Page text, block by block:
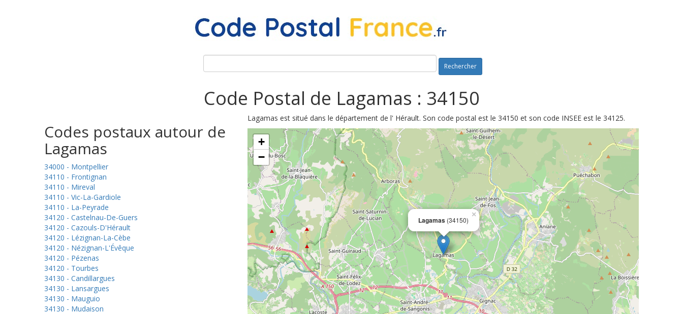
Rechercher
Code Postal de Lagamas : 34150
Codes postaux autour de
Lagamas
34000 - Montpellier
34110 - Frontignan
34110 - Mireval
34110 - Vic-La-Gardiole
34110 - La-Peyrade
34120 - Castelnau-De-Guers
34120 - Cazouls-D'Hérault
34120 - Lézignan-La-Cèbe
34120 - Nézignan-L'Évêque
34120 - Pézenas
34120 - Tourbes
34130 - Candillargues
34130 - Lansargues
34130 - Mauguio
34130 - Mudaison
Lagamas est situé dans le département de l' Hérault. Son code postal est le 34150 et son code INSEE est le 34125.
Lagamas (34150)
×
+
−